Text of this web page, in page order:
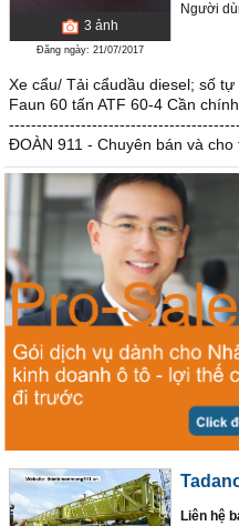
3 ảnh
Đăng ngày: 21/07/2017
Người
Xe cẩu/ Tải cẩudầu diesel; số
Faun 60 tấn ATF 60-4 Cần
ĐOÀN 911 - Chuyên bán và cho
Liên hệ